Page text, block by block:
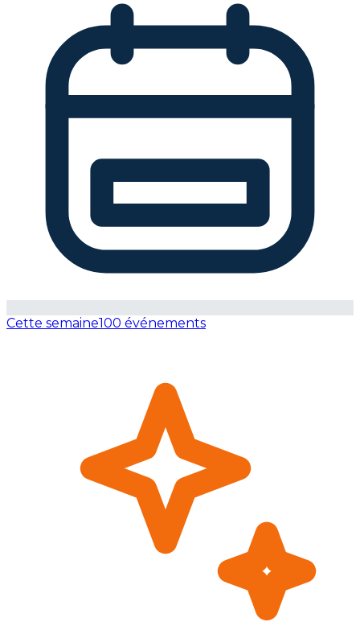
Cette semaine100 événements